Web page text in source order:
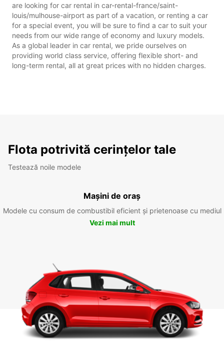
are looking for car rental in car-rental-france/saint-
louis/mulhouse-airport as part of a vacation, or renting a car
for a special event, you will be sure to find a car to suit your
needs from our wide range of economy and luxury models.
As a global leader in car rental, we pride ourselves on
providing world class service, offering flexible short- and
long-term rental, all at great prices with no hidden charges.
Flota potrivită cerințelor tale
Testează noile modele
Mașini de oraș
Modele cu consum de combustibil eficient și prietenoase cu mediul
Vezi mai mult